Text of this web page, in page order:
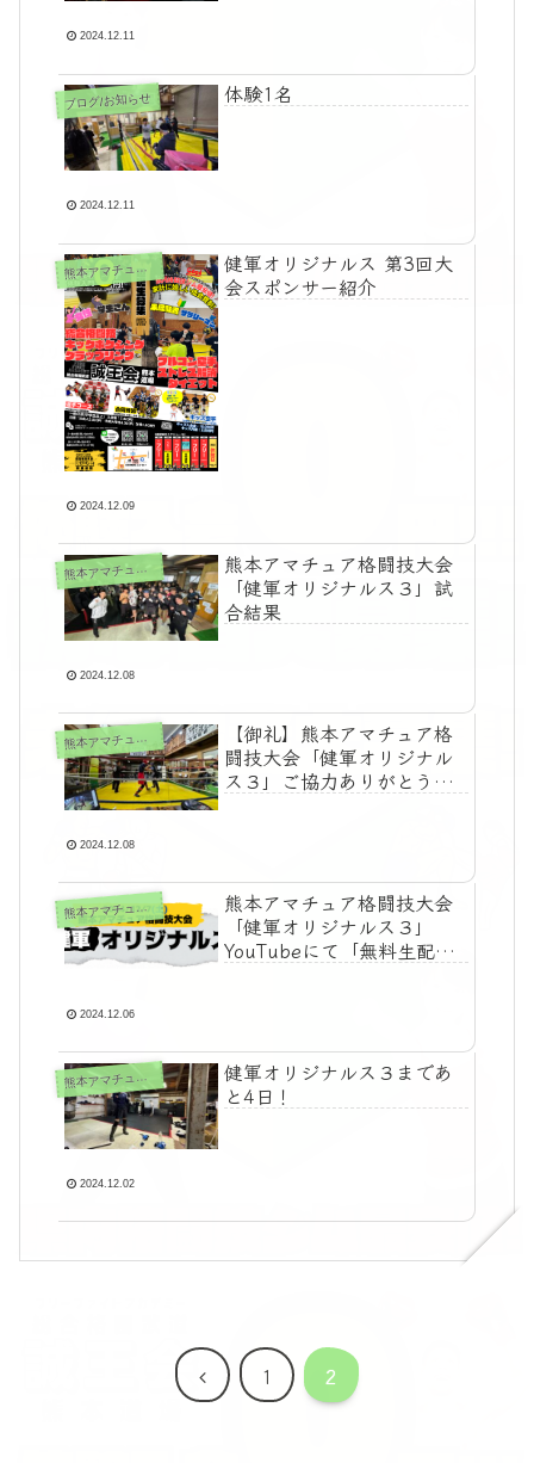
2024.12.11
ブログ/お知らせ 体験1名
2024.12.11
熊本アマチュア格闘技大会「健軍オリジナルス」関連
健軍オリジナルス 第3回大
会スポンサー紹介
2024.12.09
熊本アマチュア格闘技大会「健軍オリジナルス」関連
熊本アマチュア格闘技大会
「健軍オリジナルス３」試
合結果
2024.12.08
熊本アマチュア格闘技大会「健軍オリジナルス」関連
【御礼】熊本アマチュア格
闘技大会「健軍オリジナル
ス３」ご協力ありがとうご
2024.12.08
熊本アマチュア格闘技大会「健軍オリジナルス」関連
熊本アマチュア格闘技大会
「健軍オリジナルス３」
YouTubeにて「無料生配
2024.12.06
熊本アマチュア格闘技大会「健軍オリジナルス」関連
健軍オリジナルス３まであ
と4日！
2024.12.02
前
1 2